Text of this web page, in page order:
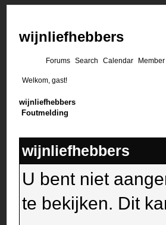
wijnliefhebbers
Forums Search Calendar
Welkom, gast!
wijnliefhebbers
Foutmelding
wijnliefhebbers
U bent niet
te bekijken. Dit